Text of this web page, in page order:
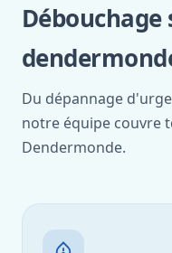
Du dépannage
notre équipe couvre
Dendermonde.